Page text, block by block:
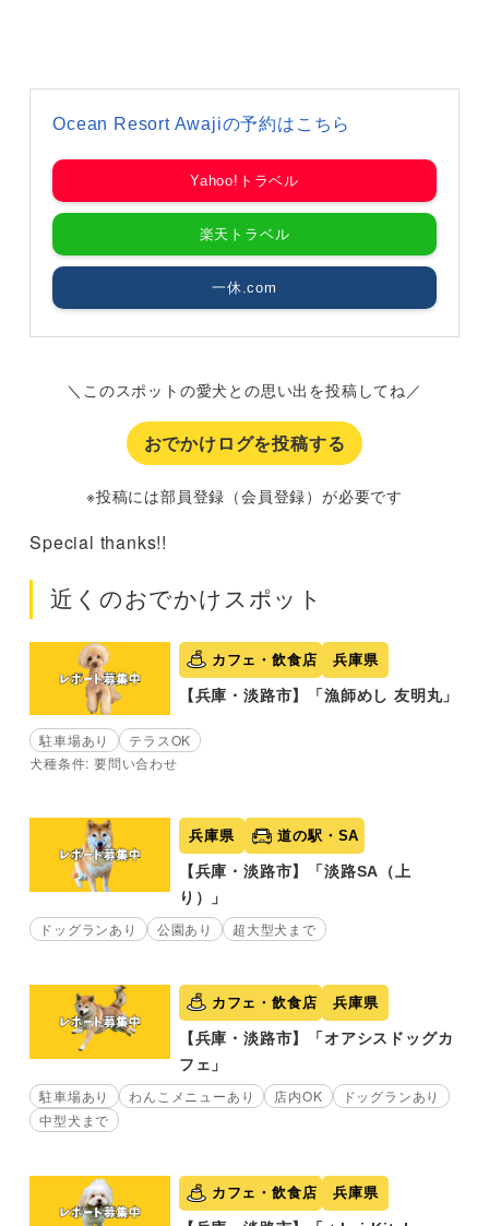
Ocean Resort Awajiの予約はこちら
Yahoo!トラベル
楽天トラベル
一休.com
＼このスポットの愛犬との思い出を投稿してね／
おでかけログを投稿する
※投稿には部員登録（会員登録）が必要です
Special thanks!!
近くのおでかけスポット
カフェ・飲食店 兵庫県
【兵庫・淡路市】「漁師めし 友明丸」
駐車場あり
テラスOK
犬種条件: 要問い合わせ
兵庫県 道の駅・SA
【兵庫・淡路市】「淡路SA（上
り）」
ドッグランあり 公園あり 超大型犬まで
カフェ・飲食店 兵庫県
【兵庫・淡路市】「オアシスドッグカ
フェ」
駐車場あり わんこメニューあり 店内OK
ドッグランあり
中型犬まで
カフェ・飲食店 兵庫県